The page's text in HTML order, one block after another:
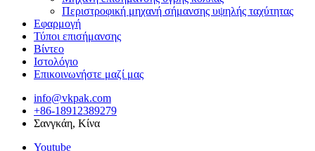
Περιστροφική μηχανή σήμανσης υψηλής ταχύτητας
Εφαρμογή
Τύποι επισήμανσης
Βίντεο
Ιστολόγιο
Επικοινωνήστε μαζί μας
info@vkpak.com
+86-18912389279
Σανγκάη, Κίνα
Youtube